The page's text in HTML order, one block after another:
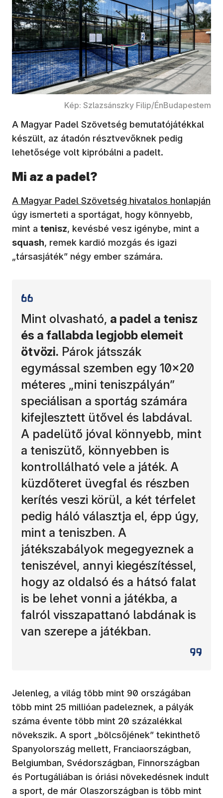
Kép: Szlazsánszky Filip/ÉnBudapestem
A Magyar Padel Szövetség bemutatójátékkal
készült, az átadón résztvevőknek pedig
lehetősége volt kipróbálni a padelt.
Mi az a padel?
A Magyar Padel Szövetség hivatalos honlapján
úgy ismerteti a sportágat, hogy könnyebb,
mint a tenisz, kevésbé vesz igénybe, mint a
squash, remek kardió mozgás és igazi
„társasjáték” négy ember számára.
Mint olvasható, a padel a tenisz
és a fallabda legjobb elemeit
ötvözi. Párok játsszák
egymással szemben egy 10×20
méteres „mini teniszpályán”
speciálisan a sportág számára
kifejlesztett ütővel és labdával.
A padelütő jóval könnyebb, mint
a teniszütő, könnyebben is
kontrollálható vele a játék. A
küzdőteret üvegfal és részben
kerítés veszi körül, a két térfelet
pedig háló választja el, épp úgy,
mint a teniszben. A
játékszabályok megegyeznek a
teniszével, annyi kiegészítéssel,
hogy az oldalsó és a hátsó falat
is be lehet vonni a játékba, a
falról visszapattanó labdának is
van szerepe a játékban.
Jelenleg, a világ több mint 90 országában
több mint 25 millióan padeleznek, a pályák
száma évente több mint 20 százalékkal
növekszik. A sport „bölcsőjének” tekinthető
Spanyolország mellett, Franciaországban,
Belgiumban, Svédországban, Finnországban
és Portugáliában is óriási növekedésnek indult
a sport, de már Olaszországban is több mint